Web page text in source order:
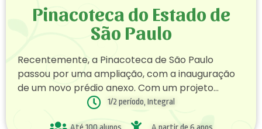
Pinacoteca do Estado de
São Paulo
Recentemente, a Pinacoteca de São Paulo
passou por uma ampliação, com a inauguração
de um novo prédio anexo. Com um projeto
arquitetônico moderno, o espaço conta com
1/2 período, Integral